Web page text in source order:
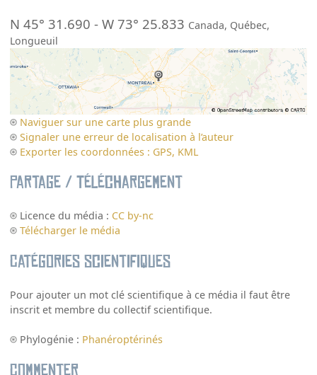
N 45° 31.690 -W 73° 25.833 Canada, Québec,
Longueuil
Naviguer sur une carte plus grande
Signaler une erreur de localisation à l’auteur
Exporter les coordonnées : GPS, KML
Partage / Téléchargement
Licence du média : CC by-nc
Télécharger le média
Catégories scientifiques
Pour ajouter un mot clé scientifique à ce média il faut être
inscrit et membre du collectif scientifique.
Phylogénie : Phanéroptérinés
Commenter